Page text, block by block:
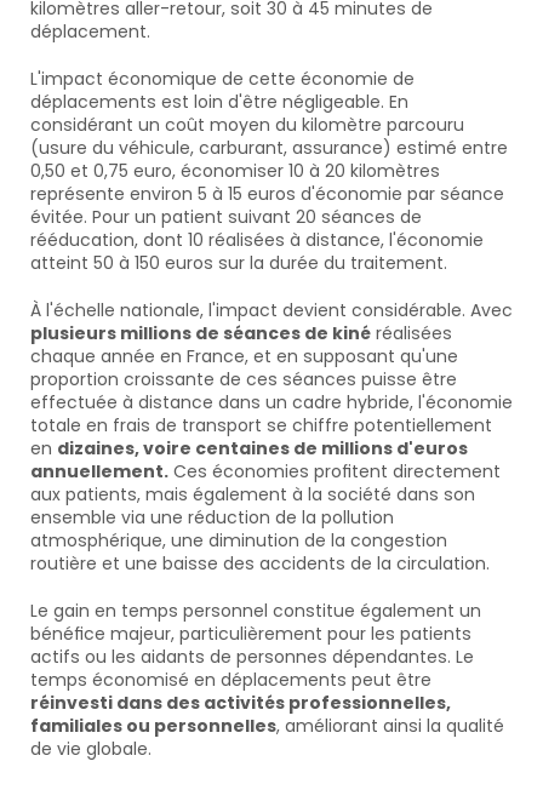
kilomètres aller-retour, soit 30 à 45 minutes de
déplacement.
L'impact économique de cette économie de
déplacements est loin d'être négligeable. En
considérant un coût moyen du kilomètre parcouru
(usure du véhicule, carburant, assurance) estimé entre
0,50 et 0,75 euro, économiser 10 à 20 kilomètres
représente environ 5 à 15 euros d'économie par séance
évitée. Pour un patient suivant 20 séances de
rééducation, dont 10 réalisées à distance, l'économie
atteint 50 à 150 euros sur la durée du traitement.
plusieurs millions de séances de kiné réalisées
chaque année en France, et en supposant qu'une
proportion croissante de ces séances puisse être
effectuée à distance dans un cadre hybride, l'économie
totale en frais de transport se chiffre potentiellement
en dizaines, voire centaines de millions d'euros
annuellement. Ces économies profitent directement
aux patients, mais également à la société dans son
ensemble via une réduction de la pollution
atmosphérique, une diminution de la congestion
routière et une baisse des accidents de la circulation.
Le gain en temps personnel constitue également un
bénéfice majeur, particulièrement pour les patients
actifs ou les aidants de personnes dépendantes. Le
réinvesti dans des activités professionnelles,
familiales ou personnelles, améliorant ainsi la qualité
de vie globale.